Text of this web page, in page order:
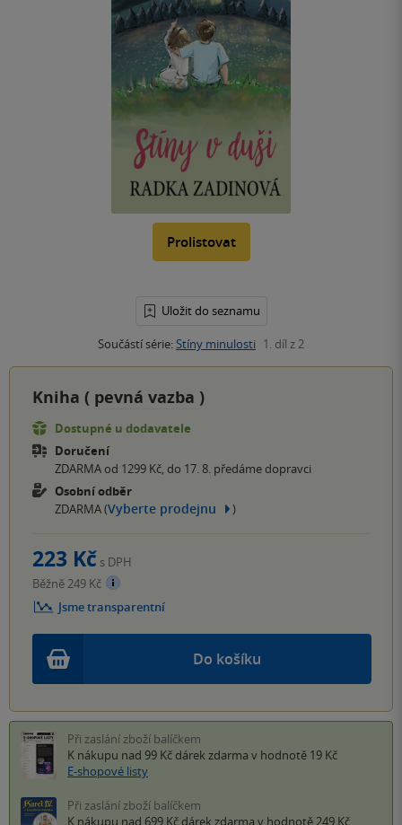
Prolistovat
Uložit do seznamu
Součástí série:Stíny minulosti 1. díl z 2
Kniha ( pevná vazba )
Dostupné u dodavatele
Doručení
ZDARMA od 1299 Kč, do 17. 8. předáme dopravci
Osobní odběr
ZDARMA (Vyberte prodejnu )
Do košíku
223 Kč s DPH
Běžně 249 Kč
Jsme transparentní
Při zaslání zboží balíčkem
K nákupu nad 99 Kč dárek zdarma v hodnotě 19 Kč
E-shopové listy
Při zaslání zboží balíčkem
K nákupu nad 699 Kč dárek zdarma v hodnotě 249 Kč